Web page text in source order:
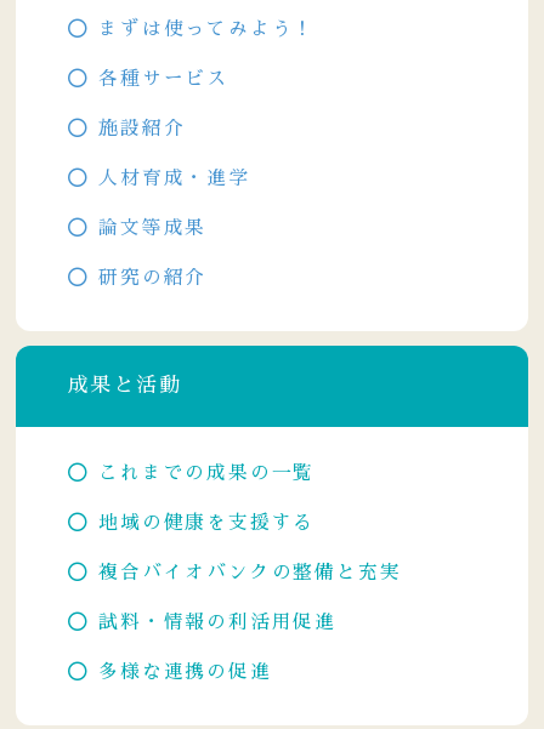
まずは使ってみよう！
各種サービス
施設紹介
人材育成・進学
論文等成果
研究の紹介
成果と活動
これまでの成果の一覧
地域の健康を支援する
複合バイオバンクの整備と充実
試料・情報の利活用促進
多様な連携の促進